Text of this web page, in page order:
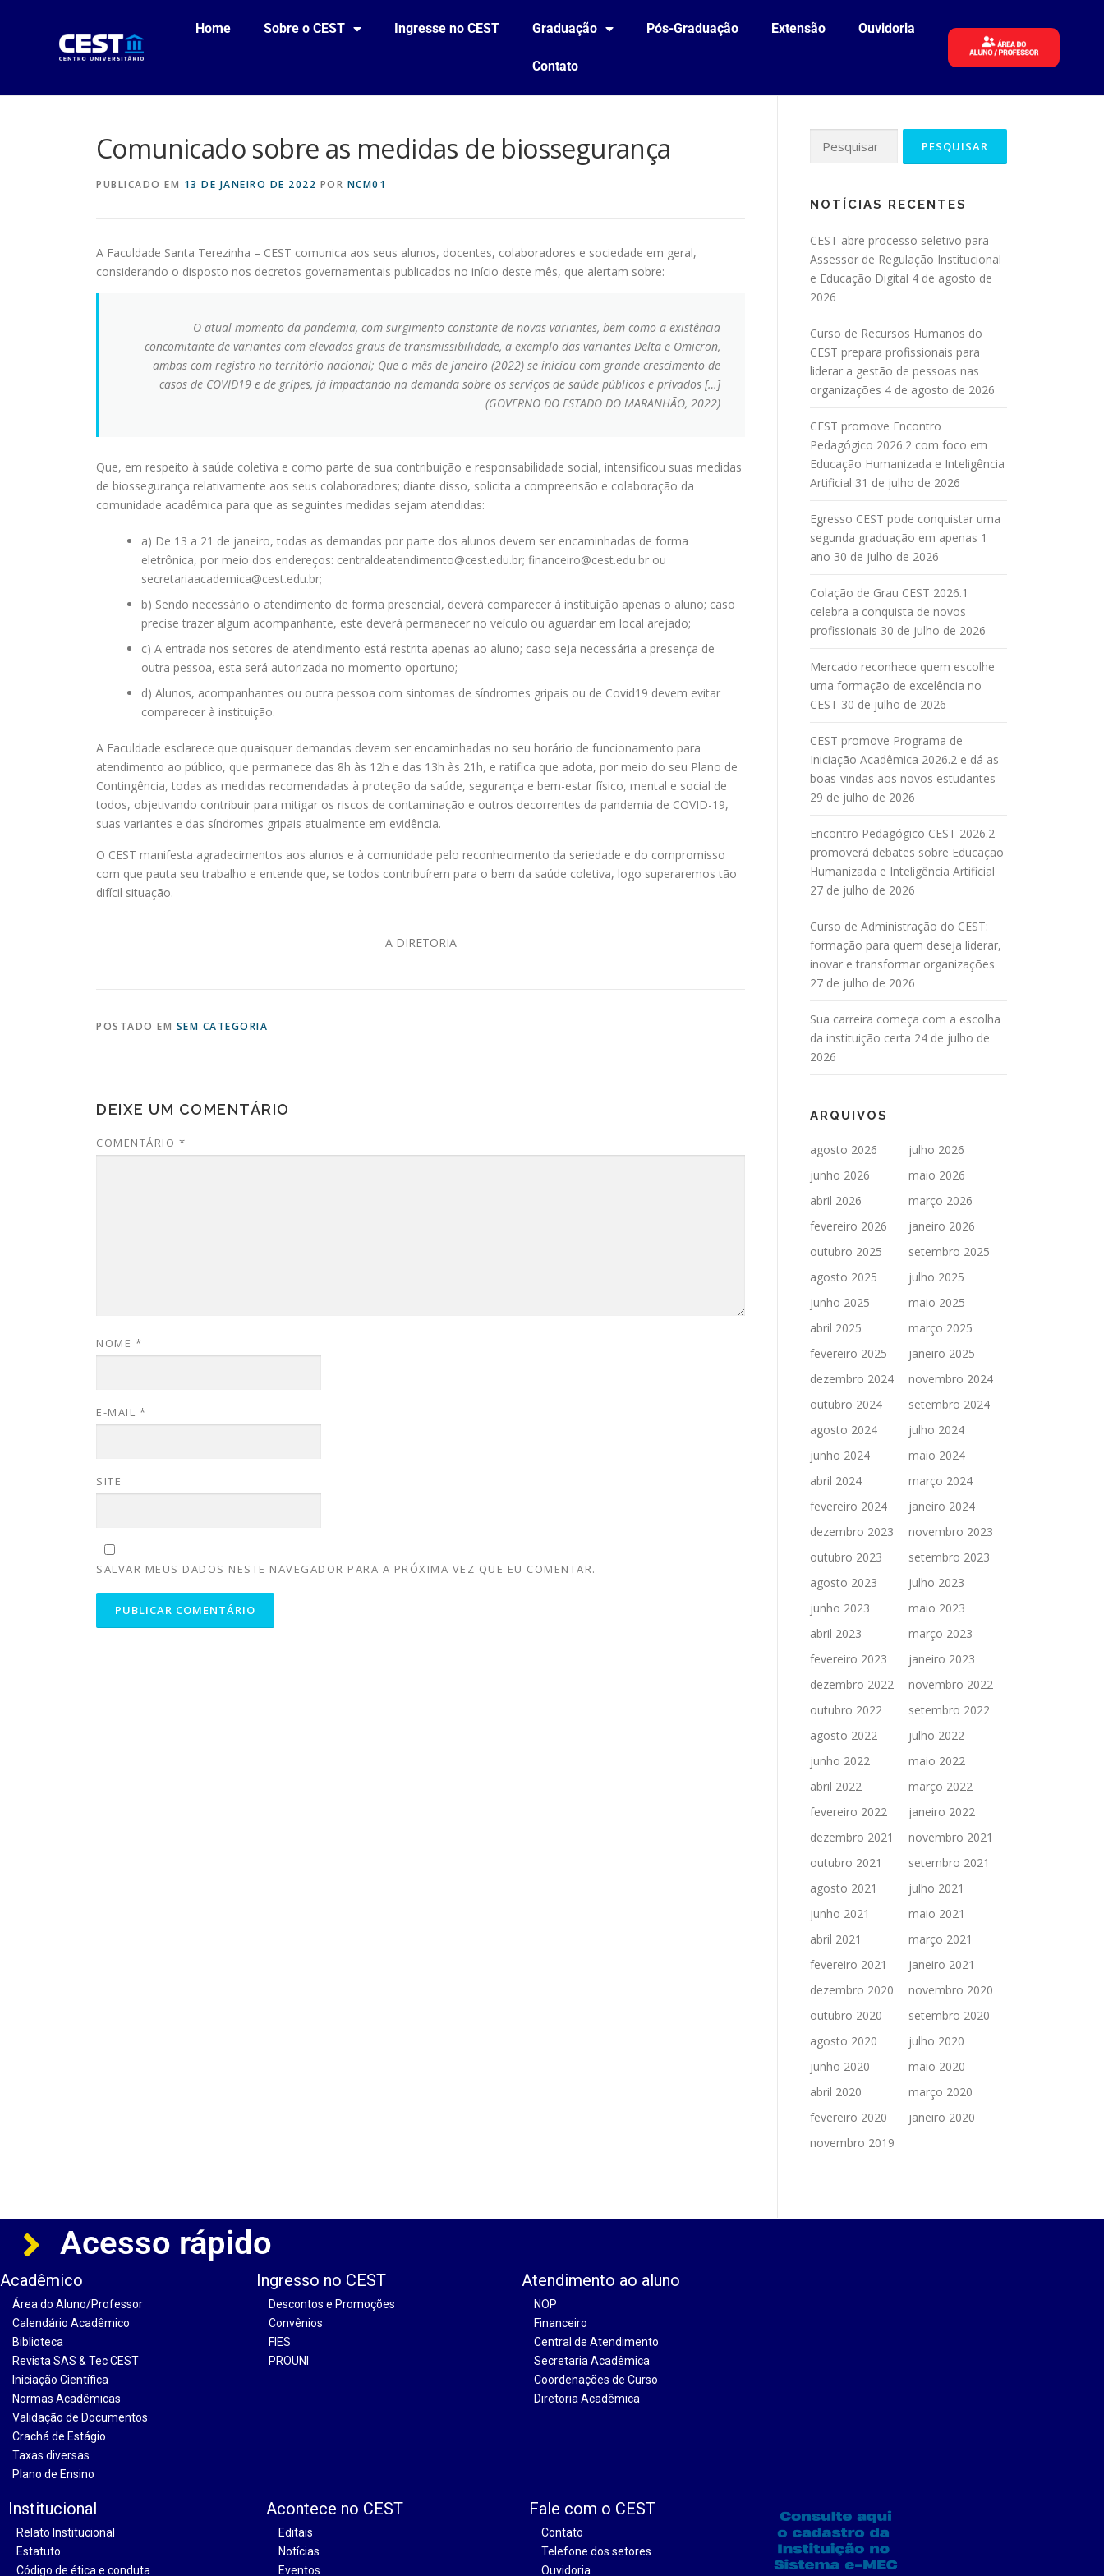
Home Sobre o CEST Ingresse no CEST Graduação Pós-Graduação Extensão Ouvidoria
Contato
Comunicado sobre as medidas de biossegurança
PUBLICADO EM 13 DE JANEIRO DE 2022 POR NCM01
A Faculdade Santa Terezinha – CEST comunica aos seus alunos, docentes, colaboradores e sociedade em geral,
considerando o disposto nos decretos governamentais publicados no início deste mês, que alertam sobre:
O atual momento da pandemia, com surgimento constante de novas variantes, bem como a existência
concomitante de variantes com elevados graus de transmissibilidade, a exemplo das variantes Delta e Omicron,
ambas com registro no território nacional; Que o mês de janeiro (2022) se iniciou com grande crescimento de
casos de COVID19 e de gripes, já impactando na demanda sobre os serviços de saúde públicos e privados […]
(GOVERNO DO ESTADO DO MARANHÃO, 2022)
Que, em respeito à saúde coletiva e como parte de sua contribuição e responsabilidade social, intensificou suas medidas
de biossegurança relativamente aos seus colaboradores; diante disso, solicita a compreensão e colaboração da
comunidade acadêmica para que as seguintes medidas sejam atendidas:
a) De 13 a 21 de janeiro, todas as demandas por parte dos alunos devem ser encaminhadas de forma
eletrônica, por meio dos endereços: centraldeatendimento@cest.edu.br; financeiro@cest.edu.br ou
secretariaacademica@cest.edu.br;
b) Sendo necessário o atendimento de forma presencial, deverá comparecer à instituição apenas o aluno; caso
precise trazer algum acompanhante, este deverá permanecer no veículo ou aguardar em local arejado;
c) A entrada nos setores de atendimento está restrita apenas ao aluno; caso seja necessária a presença de
outra pessoa, esta será autorizada no momento oportuno;
d) Alunos, acompanhantes ou outra pessoa com sintomas de síndromes gripais ou de Covid19 devem evitar
comparecer à instituição.
A Faculdade esclarece que quaisquer demandas devem ser encaminhadas no seu horário de funcionamento para
atendimento ao público, que permanece das 8h às 12h e das 13h às 21h, e ratifica que adota, por meio do seu Plano de
Contingência, todas as medidas recomendadas à proteção da saúde, segurança e bem-estar físico, mental e social de
todos, objetivando contribuir para mitigar os riscos de contaminação e outros decorrentes da pandemia de COVID-19,
suas variantes e das síndromes gripais atualmente em evidência.
O CEST manifesta agradecimentos aos alunos e à comunidade pelo reconhecimento da seriedade e do compromisso
com que pauta seu trabalho e entende que, se todos contribuírem para o bem da saúde coletiva, logo superaremos tão
difícil situação.
A DIRETORIA
POSTADO EM SEM CATEGORIA
DEIXE UM COMENTÁRIO
COMENTÁRIO *
NOME *
E-MAIL *
SITE
SALVAR MEUS DADOS NESTE NAVEGADOR PARA A PRÓXIMA VEZ QUE EU COMENTAR.
NOTÍCIAS RECENTES
CEST abre processo seletivo para
Assessor de Regulação Institucional
e Educação Digital 4 de agosto de
2026
Curso de Recursos Humanos do
CEST prepara profissionais para
liderar a gestão de pessoas nas
organizações 4 de agosto de 2026
CEST promove Encontro
Pedagógico 2026.2 com foco em
Educação Humanizada e Inteligência
Artificial 31 de julho de 2026
Egresso CEST pode conquistar uma
segunda graduação em apenas 1
ano 30 de julho de 2026
Colação de Grau CEST 2026.1
celebra a conquista de novos
profissionais 30 de julho de 2026
Mercado reconhece quem escolhe
uma formação de excelência no
CEST 30 de julho de 2026
CEST promove Programa de
Iniciação Acadêmica 2026.2 e dá as
boas-vindas aos novos estudantes
29 de julho de 2026
Encontro Pedagógico CEST 2026.2
promoverá debates sobre Educação
Humanizada e Inteligência Artificial
27 de julho de 2026
Curso de Administração do CEST:
formação para quem deseja liderar,
inovar e transformar organizações
27 de julho de 2026
Sua carreira começa com a escolha
da instituição certa 24 de julho de
2026
ARQUIVOS
agosto 2026
julho 2026
junho 2026
maio 2026
abril 2026
março 2026
fevereiro 2026
janeiro 2026
outubro 2025
setembro 2025
agosto 2025
julho 2025
junho 2025
maio 2025
abril 2025
março 2025
fevereiro 2025
janeiro 2025
dezembro 2024
novembro 2024
outubro 2024
setembro 2024
agosto 2024
julho 2024
junho 2024
maio 2024
abril 2024
março 2024
fevereiro 2024
janeiro 2024
dezembro 2023
novembro 2023
outubro 2023
setembro 2023
agosto 2023
julho 2023
junho 2023
maio 2023
abril 2023
março 2023
fevereiro 2023
janeiro 2023
dezembro 2022
novembro 2022
outubro 2022
setembro 2022
agosto 2022
julho 2022
junho 2022
maio 2022
abril 2022
março 2022
fevereiro 2022
janeiro 2022
dezembro 2021
novembro 2021
outubro 2021
setembro 2021
agosto 2021
julho 2021
junho 2021
maio 2021
abril 2021
março 2021
fevereiro 2021
janeiro 2021
dezembro 2020
novembro 2020
outubro 2020
setembro 2020
agosto 2020
julho 2020
junho 2020
maio 2020
abril 2020
março 2020
fevereiro 2020
janeiro 2020
novembro 2019
Acesso rápido
Acadêmico
Área do Aluno/Professor
Calendário Acadêmico
Biblioteca
Revista SAS & Tec CEST
Iniciação Científica
Normas Acadêmicas
Validação de Documentos
Crachá de Estágio
Taxas diversas
Plano de Ensino
Ingresso no CEST
Descontos e Promoções
Convênios
FIES
PROUNI
Atendimento ao aluno
NOP
Financeiro
Central de Atendimento
Secretaria Acadêmica
Coordenações de Curso
Diretoria Acadêmica
Institucional
Relato Institucional
Estatuto
Código de ética e conduta
Acontece no CEST
Editais
Notícias
Eventos
Fale com o CEST
Contato
Telefone dos setores
Ouvidoria